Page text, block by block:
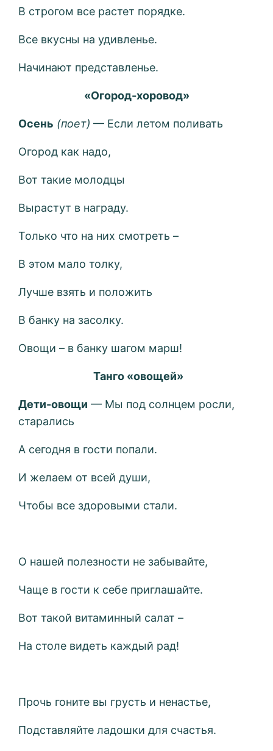
В строгом все растет порядке.
Все вкусны на удивленье.
Начинают представленье.
«Огород-хоровод»
Осень (поет) — Если летом поливать
Огород как надо,
Вот такие молодцы
Вырастут в награду.
Только что на них смотреть –
В этом мало толку,
Лучше взять и положить
В банку на засолку.
Овощи – в банку шагом марш!
Танго «овощей»
Дети-овощи — Мы под солнцем росли,
старались
А сегодня в гости попали.
И желаем от всей души,
Чтобы все здоровыми стали.
О нашей полезности не забывайте,
Чаще в гости к себе приглашайте.
Вот такой витаминный салат –
На столе видеть каждый рад!
Прочь гоните вы грусть и ненастье,
Подставляйте ладошки для счастья.